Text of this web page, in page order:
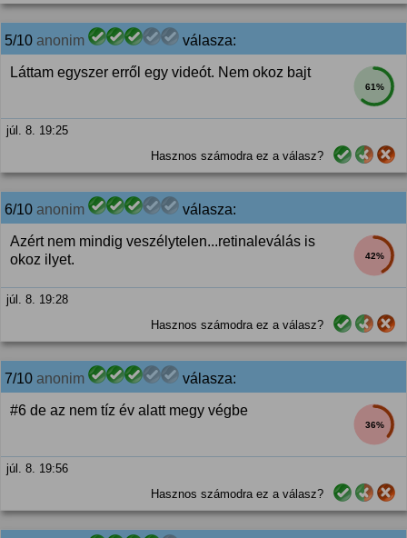
5/10 anonim válasza:
61%
Láttam egyszer erről egy videót. Nem okoz bajt
júl. 8. 19:25
Hasznos számodra ez a válasz?
6/10 anonim válasza:
42%
Azért nem mindig veszélytelen...retinaleválás is
okoz ilyet.
júl. 8. 19:28
Hasznos számodra ez a válasz?
7/10 anonim válasza:
36%
#6 de az nem tíz év alatt megy végbe
júl. 8. 19:56
Hasznos számodra ez a válasz?